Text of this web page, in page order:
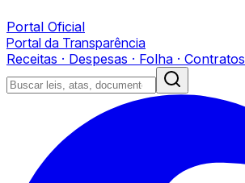
Portal Oficial
Portal da Transparência
Receitas · Despesas · Folha · Contratos